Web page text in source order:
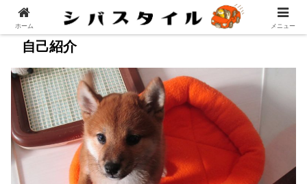
自己紹介
ホーム メニュー